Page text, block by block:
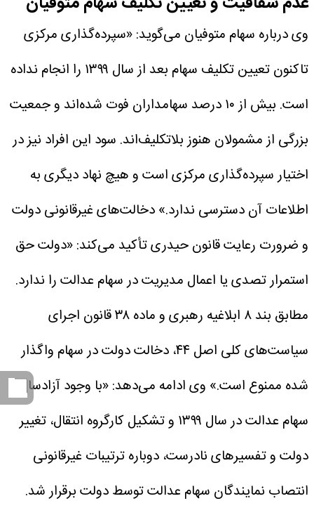
وی درباره سهام متوفیان می‌گوید: «سپرده‌گذاری مرکزی
تاکنون تعیین تکلیف سهام بعد از سال ۱۳۹۹ را انجام نداده
است. بیش از ۱۰ درصد سهامداران فوت شده‌اند و جمعیت
بزرگی از مشمولان هنوز بلاتکلیف‌اند. سود این افراد نیز در
اختیار سپرده‌گذاری مرکزی است و هیچ نهاد دیگری به
اطلاعات آن دسترسی ندارد.»دخالت‌های غیرقانونی دولت
و ضرورت رعایت قانونحیدری تأکید می‌کند: «دولت حق
استمرار تصدی یا اعمال مدیریت در سهام عدالت را ندارد.
مطابق بند ۸ ابلاغیه رهبری و ماده ۳۸ قانون اجرای
سیاست‌های کلی اصل ۴۴، دخالت دولت در سهام واگذار
شده ممنوع است.» وی ادامه می‌دهد: «با وجود آزادسازی
سهام عدالت در سال ۱۳۹۹ و تشکیل کارگروه انتقال، تغییر
دولت و تفسیر‌های نادرست، دوباره ترتیبات غیرقانونی
انتصاب نمایندگان سهام عدالت توسط دولت برقرار شد.